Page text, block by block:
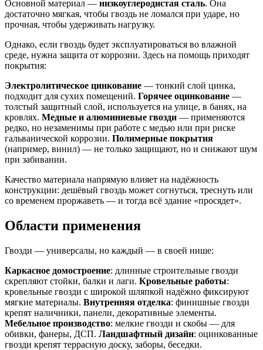
Основной материал — низкоуглеродистая сталь. Она
достаточно мягкая, чтобы гвоздь не ломался при ударе, но
прочная, чтобы удерживать нагрузку.
Однако, если гвоздь будет эксплуатироваться во влажной
среде, нужна защита от коррозии. Здесь на помощь приходят
покрытия:
Электролитическое цинкование — тонкий слой цинка,
подходит для сухих помещений. Горячее оцинкование —
толстый защитный слой, используется на улице, в банях, на
кровлях. Медные и алюминиевые гвозди — применяются
редко, но незаменимы при работе с медью или при риске
гальванической коррозии. Полимерные покрытия
(например, винил) — не только защищают, но и снижают шум
при забивании.
Качество материала напрямую влияет на надёжность
конструкции: дешёвый гвоздь может согнуться, треснуть или
со временем проржаветь — и тогда всё здание «просядет».
Области применения
Гвозди — универсалы, но каждый — в своей нише:
Каркасное домостроение: длинные строительные гвозди
скрепляют стойки, балки и лаги. Кровельные работы:
кровельные гвозди с широкой шляпкой надёжно фиксируют
мягкие материалы. Внутренняя отделка: финишные гвозди
крепят наличники, панели, декоративные элементы.
Мебельное производство: мелкие гвозди и скобы — для
обивки, фанеры, ДСП. Ландшафтный дизайн: оцинкованные
гвозди крепят террасную доску, заборы, беседки.